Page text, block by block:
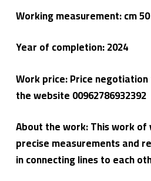
Working measurement: cm
Year of completion:2024
Work price: Price
the website 00962786932392
.About the work: This work
precise measurements and
in connecting lines to each